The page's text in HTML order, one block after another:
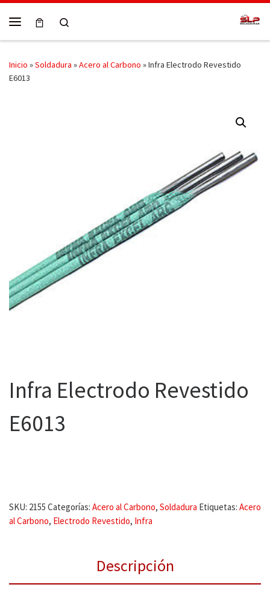
Skip to content
Inicio »Soldadura »Acero al Carbono »Infra Electrodo Revestido
E6013
Infra Electrodo Revestido
E6013
SKU: 2155 Categorías: Acero al Carbono, Soldadura Etiquetas: Acero
al Carbono, Electrodo Revestido, Infra
Descripción